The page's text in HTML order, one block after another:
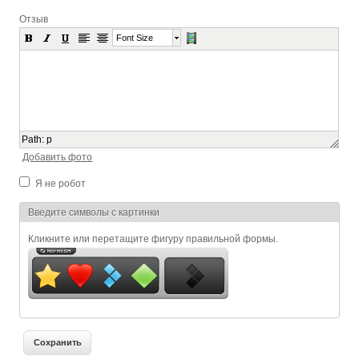
Отзыв
Font Size
Path:p
Добавить фото
Я не робот
Я спамер
Введите символы с картинки
Кликните или перетащите фигуру правильной формы.